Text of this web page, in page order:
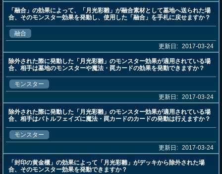
「融合」の効果によって、「月光彩雛」が融合素材として墓地へ送られた場
合、そのモンスター効果を発動し、使用した「融合」を手札に戻せますか？
融合
更新日: 2017-03-24
除外された際に発動した「月光彩雛」のモンスター効果が適用されている場
合、相手は墓地のモンスターや魔法・罠カードの効果を発動できますか？
モンスター
更新日: 2017-03-24
除外された際に発動した「月光彩雛」のモンスター効果が適用されている場
合、相手はバトルフェイズに魔法・罠カードのカードの発動は行えますか？
モンスター
更新日: 2017-03-24
「封印の黄金櫃」の効果によって「月光彩雛」がデッキから除外された場
合、そのモンスター効果を発動できますか？